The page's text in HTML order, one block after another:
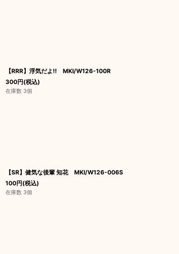
【RRR】浮気だよ!! MKI/W126-100R
300円(税込)
在庫数 3個
【SR】健気な後輩 知花 MKI/W126-006S
100円(税込)
在庫数 3個